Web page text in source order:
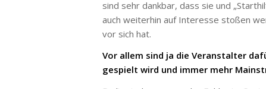
sind sehr dankbar, dass sie und
auch weiterhin auf Interesse stoßen
vor sich hat.
Vor allem sind ja die Veranstalter
gespielt wird und immer mehr